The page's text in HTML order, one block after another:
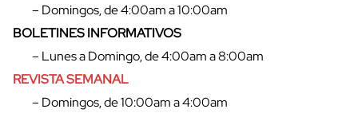
– Domingos, de 4:00am a 10:00am
BOLETINES INFORMATIVOS
– Lunes a Domingo, de 4:00am a 8:00am
REVISTA SEMANAL
– Domingos, de 10:00am a 4:00am